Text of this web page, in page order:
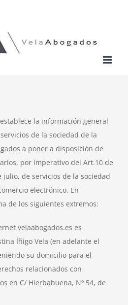
la información general
de la sociedad de la
a poner a disposición de
por imperativo del Art.10 de
julio, de servicios de la sociedad
electrónico. En
de los siguientes extremos:
velaabogados.es es
Íñigo Vela (en adelante el
su domicilio para el
relacionados con
en C/ Hierbabuena, Nº 54, de